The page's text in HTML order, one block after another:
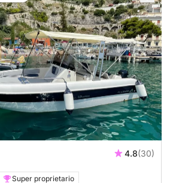
4.8(30)
Super proprietario